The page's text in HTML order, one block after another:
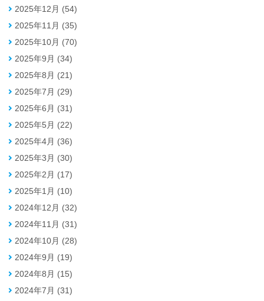
2025年12月 (54)
2025年11月 (35)
2025年10月 (70)
2025年9月 (34)
2025年8月 (21)
2025年7月 (29)
2025年6月 (31)
2025年5月 (22)
2025年4月 (36)
2025年3月 (30)
2025年2月 (17)
2025年1月 (10)
2024年12月 (32)
2024年11月 (31)
2024年10月 (28)
2024年9月 (19)
2024年8月 (15)
2024年7月 (31)